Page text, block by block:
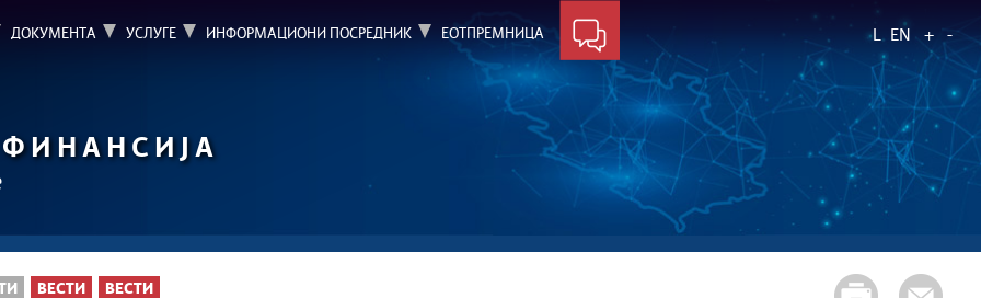
ДОКУМЕНТА УСЛУГЕ ИНФОРМАЦИОНИ ПОСРЕДНИК ЕОТПРЕМНИЦА L EN + -
ФИНАНСИЈА
ВЕСТИ ВЕСТИ